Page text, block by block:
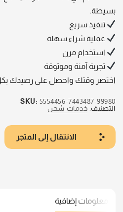
بسيطة.
تنفيذ سريع
عملية شراء سهلة
استخدام مرن
تجربة آمنة وموثوقة
اختصر وقتك واحصل على رصيدك
SKU: 5554456-7443487-99980
التصنيف: خدمات شحن
الانتقال إلى المتجر
معلومات إضافية